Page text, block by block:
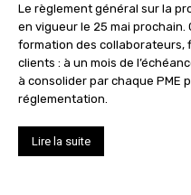
Le règlement général sur la protection
en vigueur le 25 mai
formation des collaborateurs,
clients : à un mois de
à consolider par chaque PME
réglementation.
Lire la suite